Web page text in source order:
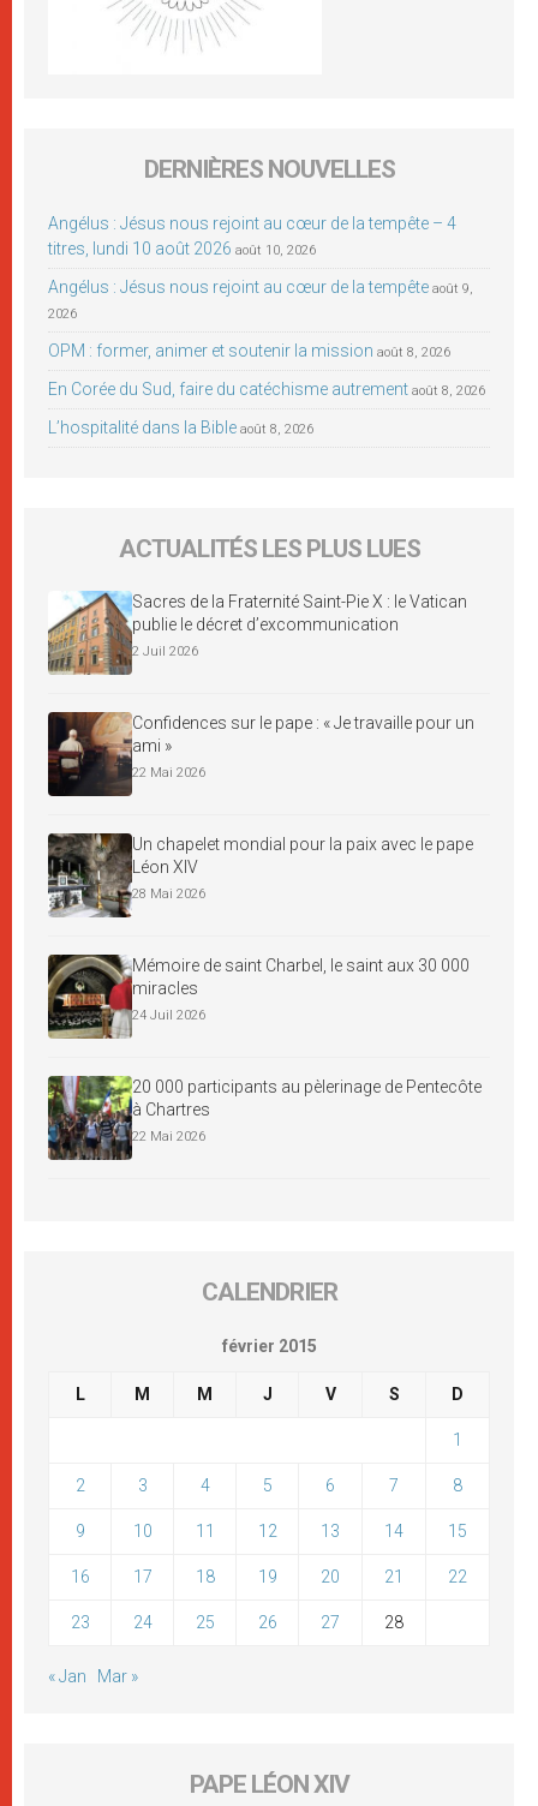
DERNIÈRES NOUVELLES
Angélus : Jésus nous rejoint au cœur de la tempête – 4
titres, lundi 10 août 2026 août 10, 2026
Angélus : Jésus nous rejoint au cœur de la tempête août 9,
2026
OPM : former, animer et soutenir la mission août 8, 2026
En Corée du Sud, faire du catéchisme autrement août 8, 2026
L’hospitalité dans la Bible août 8, 2026
ACTUALITÉS LES PLUS LUES
Sacres de la Fraternité Saint-Pie X : le Vatican
publie le décret d’excommunication
2 Juil 2026
Confidences sur le pape : « Je travaille pour un
ami »
22 Mai 2026
Un chapelet mondial pour la paix avec le pape
Léon XIV
28 Mai 2026
Mémoire de saint Charbel, le saint aux 30 000
miracles
24 Juil 2026
20 000 participants au pèlerinage de Pentecôte
à Chartres
22 Mai 2026
CALENDRIER
février 2015
L M M J V S D
1
2 3 4 5 6 7 8
9 10 11 12 13 14 15
16 17 18 19 20 21 22
23 24 25 26 27 28
« Jan Mar »
PAPE LÉON XIV